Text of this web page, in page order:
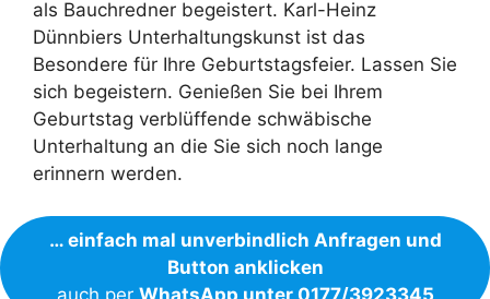
als Bauchredner begeistert. Karl-Heinz
Dünnbiers Unterhaltungskunst ist das
Besondere für Ihre Geburtstagsfeier. Lassen Sie
sich begeistern. Genießen Sie bei Ihrem
Geburtstag verblüffende schwäbische
Unterhaltung an die Sie sich noch lange
erinnern werden.
… einfach mal unverbindlich Anfragen und
Button anklicken
auch per WhatsApp unter 0177/3923345